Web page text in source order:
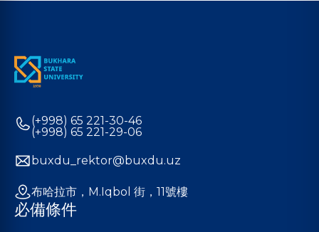
(+998) 65 221-30-46
(+998) 65 221-29-06
buxdu_rektor@buxdu.uz
布哈拉市，M.Iqbol 街，11號樓
必備條件